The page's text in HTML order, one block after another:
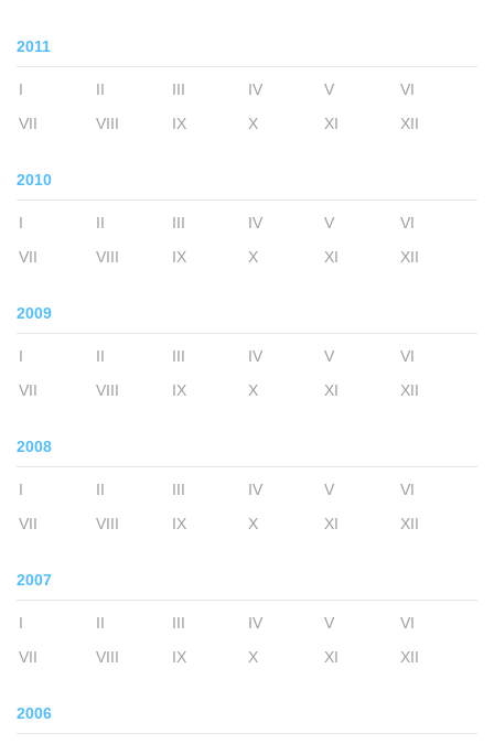
2011
I II III IV V
VI
VII
VIII IX X XI XII
2010
I II III IV V
VI
VII
VIII IX X XI XII
2009
I II III IV V
VI
VII
VIII IX X XI XII
2008
I II III IV V
VI
VII
VIII IX X XI XII
2007
I II III IV V
VI
VII
VIII IX X XI XII
2006